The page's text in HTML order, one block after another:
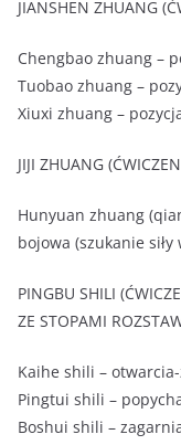
JIANSHEN ZHUANG
Chengbao zhuang –
Tuobao zhuang –
Xiuxi zhuang –
JIJI ZHUANG
Hunyuan zhuang
bojowa (szukanie
PINGBU SHILI
ZE STOPAMI
Kaihe shili –
Pingtui shili –
Boshui shili –